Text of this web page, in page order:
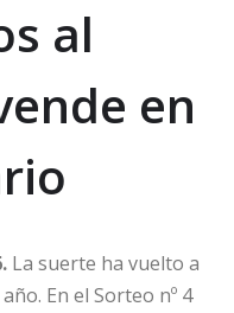
al
en
La suerte ha vuelto a
En el Sorteo nº 4